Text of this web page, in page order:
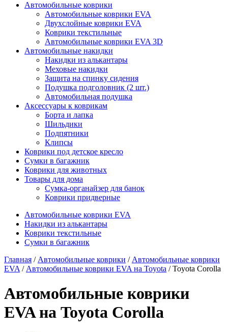
Автомобильные коврики
Автомобильные коврики EVA
Двухслойные коврики EVA
Коврики текстильные
Автомобильные коврики EVA 3D
Автомобильные накидки
Накидки из алькантары
Меховые накидки
Защита на спинку сидения
Подушка подголовник (2 шт.)
Автомобильная подушка
Аксессуары к коврикам
Борта и лапка
Шильдики
Подпятники
Клипсы
Коврики под детское кресло
Сумки в багажник
Коврики для животных
Товары для дома
Сумка-органайзер для банок
Коврики придверные
Автомобильные коврики EVA
Накидки из алькантары
Коврики текстильные
Сумки в багажник
Главная / Автомобильные коврики / Автомобильные коврики
EVA / Автомобильные коврики EVA на Toyota / Toyota Corolla
Автомобильные коврики
EVA на Toyota Corolla